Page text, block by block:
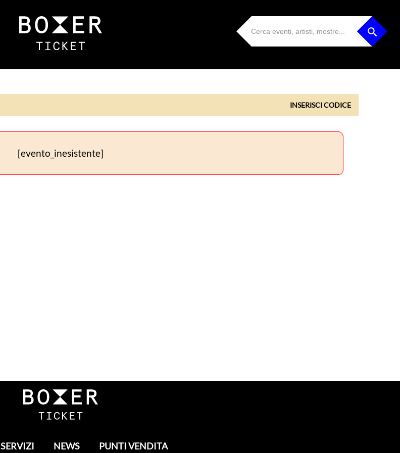
INSERISCI CODICE
[evento_inesistente]
SERVIZI NEWS PUNTI VENDITA